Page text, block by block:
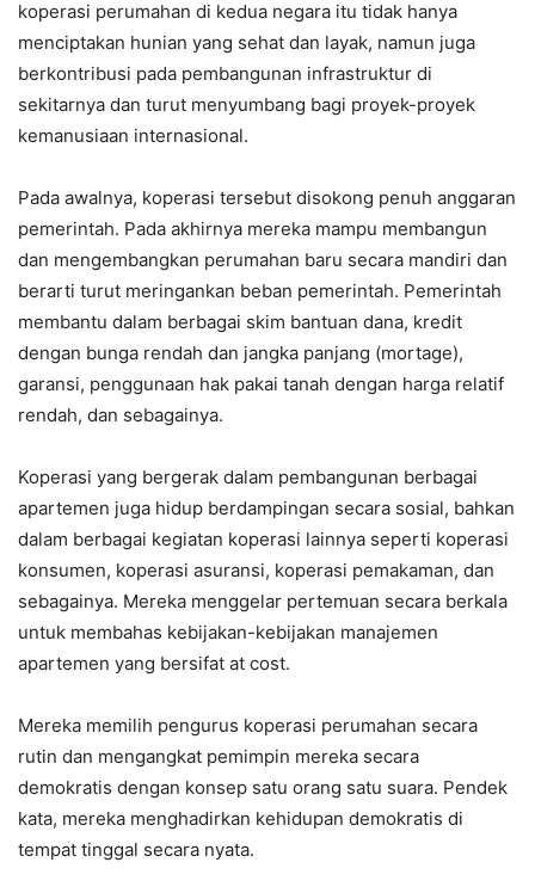
koperasi perumahan di kedua negara itu tidak hanya
menciptakan hunian yang sehat dan layak, namun juga
berkontribusi pada pembangunan infrastruktur di
sekitarnya dan turut menyumbang bagi proyek-proyek
kemanusiaan internasional.
Pada awalnya, koperasi tersebut disokong penuh anggaran
pemerintah. Pada akhirnya mereka mampu membangun
dan mengembangkan perumahan baru secara mandiri dan
berarti turut meringankan beban pemerintah. Pemerintah
membantu dalam berbagai skim bantuan dana, kredit
dengan bunga rendah dan jangka panjang (mortage),
garansi, penggunaan hak pakai tanah dengan harga relatif
rendah, dan sebagainya.
Koperasi yang bergerak dalam pembangunan berbagai
apartemen juga hidup berdampingan secara sosial, bahkan
dalam berbagai kegiatan koperasi lainnya seperti koperasi
konsumen, koperasi asuransi, koperasi pemakaman, dan
sebagainya. Mereka menggelar pertemuan secara berkala
untuk membahas kebijakan-kebijakan manajemen
apartemen yang bersifat at cost.
Mereka memilih pengurus koperasi perumahan secara
rutin dan mengangkat pemimpin mereka secara
demokratis dengan konsep satu orang satu suara. Pendek
kata, mereka menghadirkan kehidupan demokratis di
tempat tinggal secara nyata.